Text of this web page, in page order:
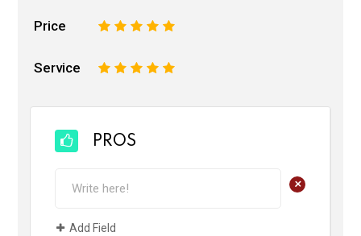
Price 5
4
3
2
Service 5
4
3
2
PROS
+
Add Field